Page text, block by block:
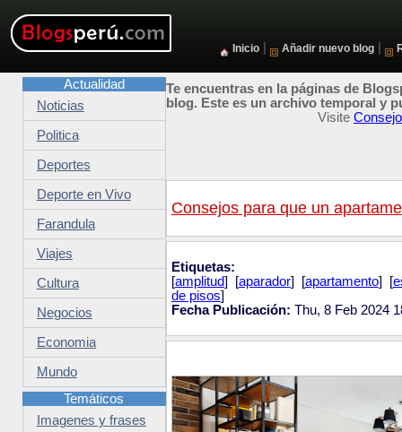
Inicio Añadir nuevo blog
Te encuentras en la páginas de
blog. Este es un archivo temporal y
Visite
Consejos para que un
Etiquetas:
[amplitud] [aparador] [apartamento] [
de pisos]
Fecha Publicación: Thu, 8 Feb 2024
Actualidad
Noticias
Politica
Deportes
Deporte en Vivo
Farandula
Viajes
Cultura
Negocios
Economia
Mundo
Temáticos
Imagenes y frases